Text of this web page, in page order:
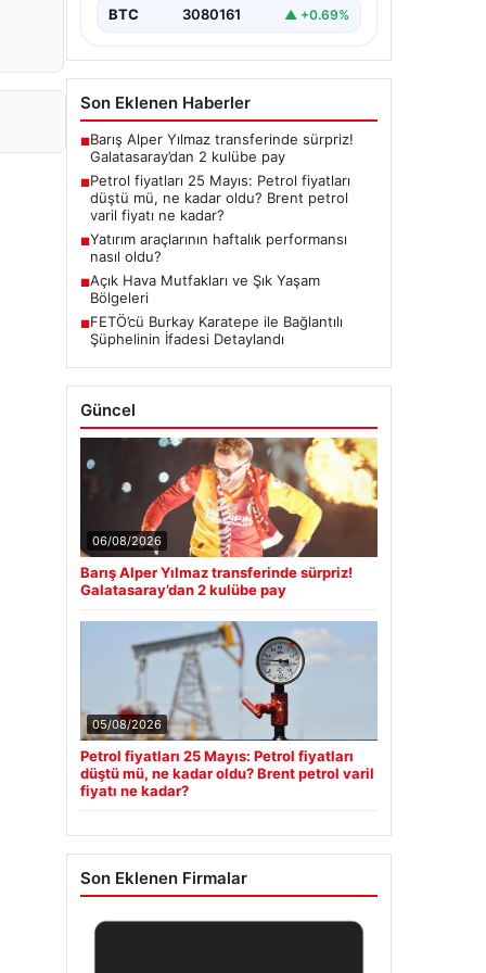
BTC 3080161 ▲ +0.69%
Son Eklenen Haberler
■Barış Alper Yılmaz transferinde sürpriz!
Galatasaray’dan 2 kulübe pay
■Petrol fiyatları 25 Mayıs: Petrol fiyatları
düştü mü, ne kadar oldu? Brent petrol
varil fiyatı ne kadar?
■Yatırım araçlarının haftalık performansı
nasıl oldu?
■Açık Hava Mutfakları ve Şık Yaşam
Bölgeleri
■FETÖ’cü Burkay Karatepe ile Bağlantılı
Şüphelinin İfadesi Detaylandı
Güncel
06/08/2026
Barış Alper Yılmaz transferinde sürpriz!
Galatasaray’dan 2 kulübe pay
05/08/2026
Petrol fiyatları 25 Mayıs: Petrol fiyatları
düştü mü, ne kadar oldu? Brent petrol varil
fiyatı ne kadar?
Son Eklenen Firmalar